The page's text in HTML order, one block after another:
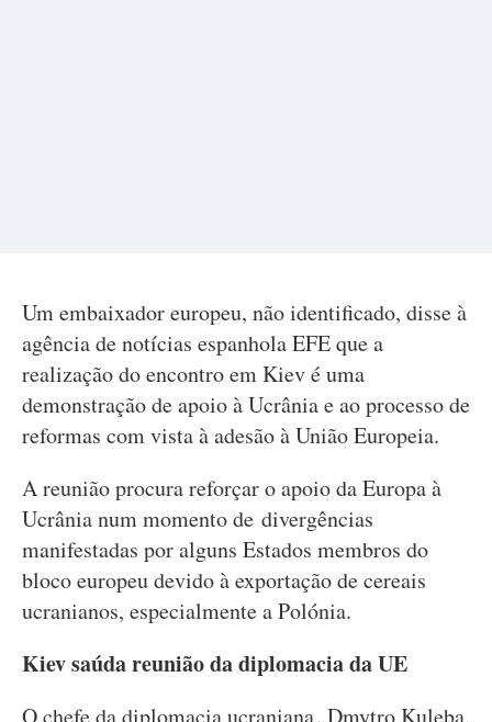
Um embaixador europeu, não identificado, disse à
agência de notícias espanhola EFE que a
realização do encontro em Kiev é uma
demonstração de apoio à Ucrânia e ao processo de
reformas com vista à adesão à União Europeia.
A reunião procura reforçar o apoio da Europa à
Ucrânia num momento de divergências
manifestadas por alguns Estados membros do
bloco europeu devido à exportação de cereais
ucranianos, especialmente a Polónia.
Kiev saúda reunião da diplomacia da UE
O chefe da diplomacia ucraniana, Dmytro Kuleba,